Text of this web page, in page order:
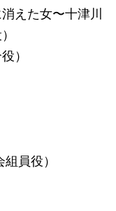
えた女〜十津川
）
員役）